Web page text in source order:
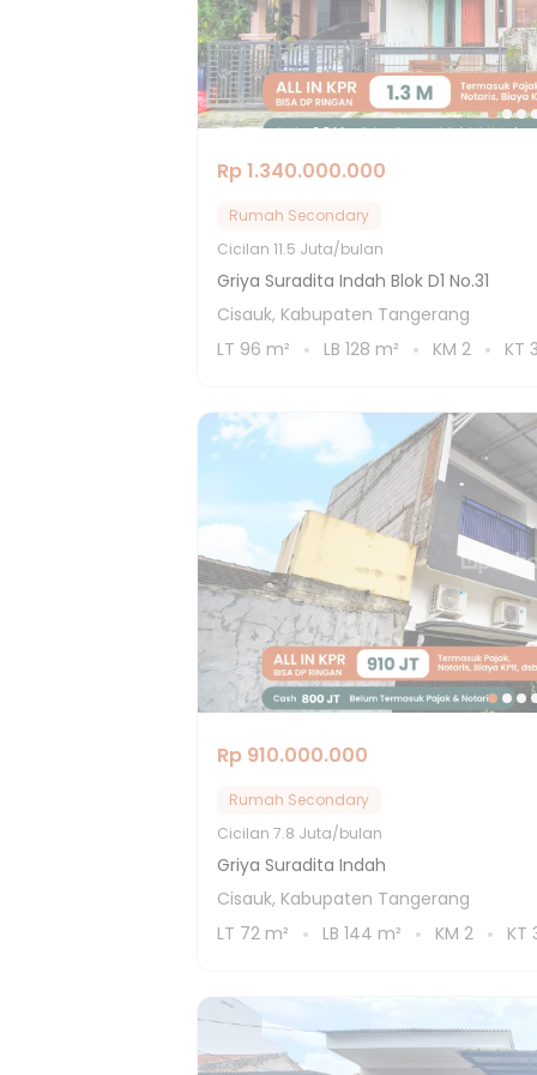
Rp 1.340.000.000
Rumah Secondary
Cicilan 11.5 Juta/bulan
Griya Suradita Indah Blok D1 No.31
Cisauk, Kabupaten Tangerang
LT 96 m² LB 128 m² KM 2 KT
Rp 910.000.000
Rumah Secondary
Cicilan 7.8 Juta/bulan
Griya Suradita Indah
Cisauk, Kabupaten Tangerang
LT 72 m² LB 144 m² KM 2 KT